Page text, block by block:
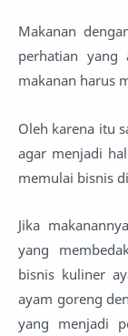
Makanan
perhatian yang
makanan harus
Oleh karena itu
agar menjadi
memulai bisnis
Jika
yang
bisnis kuliner
ayam goreng
yang menjadi